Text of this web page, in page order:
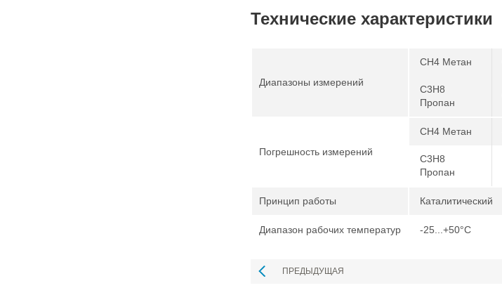
Технические характеристики
Диапазоны измерений
CH4 Метан
C3H8
Пропан
Погрешность измерений
CH4 Метан
C3H8
Пропан
Принцип работы Каталитический
Диапазон рабочих температур -25...+50°С
ПРЕДЫДУЩАЯ